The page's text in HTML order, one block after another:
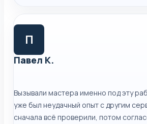
П
Павел К.
Вызывали мастера именно под эту
уже был неудачный опыт с другим
сначала всё проверили, потом